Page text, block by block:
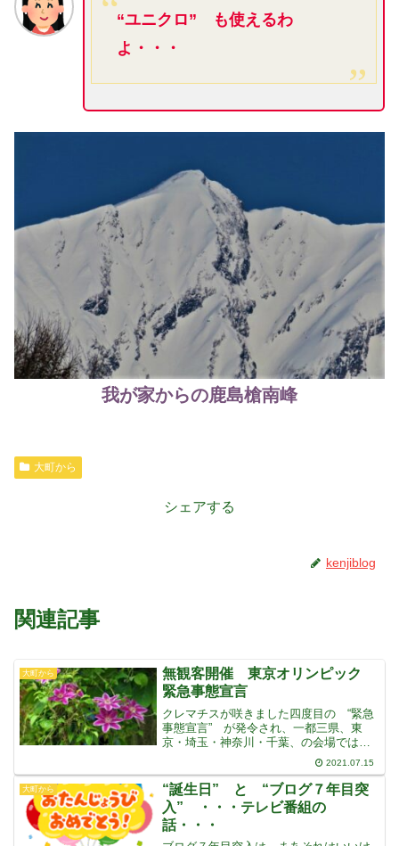
“ユニクロ” も使えるわ
よ・・・
我が家からの鹿島槍南峰
大町から
シェアする
kenjiblog
関連記事
大町から
無観客開催 東京オリンピック
緊急事態宣言
クレマチスが咲きました四度目の “緊急
事態宣言” が発令され、一都三県、東
京・埼玉・神奈川・千葉、の会場では、
無観客でオリンピックを開催することに
なりましたその他でも同調圧力で、根拠
なく無観客にするという会場も出てきて
いるようですまったく、
2021.07.15
大町から
“誕生日” と “ブログ７年目突
入” ・・・テレビ番組の
話・・・